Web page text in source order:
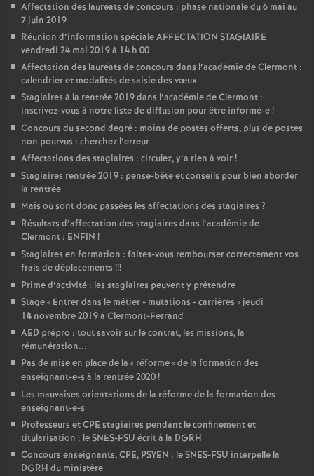
Affectation des lauréats de concours : phase nationale du 6 mai au
7 juin 2019
Réunion d’information spéciale AFFECTATION STAGIAIRE
vendredi 24 mai 2019 à 14 h 00
Affectation des lauréats de concours dans l’académie de Clermont :
calendrier et modalités de saisie des vœux
Stagiaires à la rentrée 2019 dans l’académie de Clermont :
inscrivez-vous à notre liste de diffusion pour être informé-e!
Concours du second degré : moins de postes offerts, plus de postes
non pourvus : cherchez l’erreur
Affectations des stagiaires : circulez, y’a rien à voir!
Stagiaires rentrée 2019 : pense-bête et conseils pour bien aborder
la rentrée
Mais où sont donc passées les affectations des stagiaires ?
Résultats d’affectation des stagiaires dans l’académie de
Clermont : ENFIN !
Stagiaires en formation : faites-vous rembourser correctement vos
frais de déplacements !!!
Prime d’activité : les stagiaires peuvent y prétendre
Stage « Entrer dans le métier - mutations - carrières » jeudi
14 novembre 2019 à Clermont-Ferrand
AED prépro : tout savoir sur le contrat, les missions, la
rémunération...
Pas de mise en place de la « réforme» de la formation des
enseignant-e-s à la rentrée 2020!
Les mauvaises orientations de la réforme de la formation des
enseignant-e-s
Professeurs et CPE stagiaires pendant le confinement et
titularisation : le SNES-FSU écrit à la DGRH
Concours enseignants, CPE, PSYEN : le SNES-FSU interpelle la
DGRH du ministère